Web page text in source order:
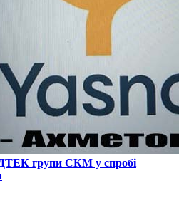
групи СКМ у спробі